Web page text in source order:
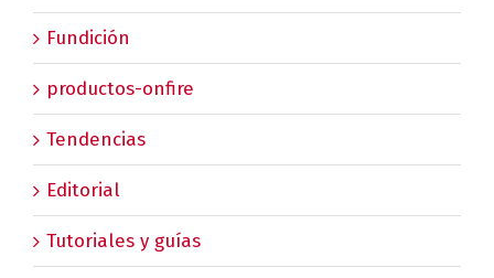
Fundición
productos-onfire
Tendencias
Editorial
Tutoriales y guías